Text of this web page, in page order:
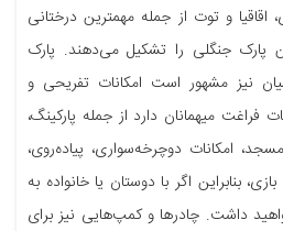
اقاقیا و توت از جمله مهمترین درختانی
جنگلی را تشکیل می‌دهند. پارک
نیز مشهور است امکانات تفریحی و
فراغت میهمانان دارد از جمله پارکینگ،
امکانات دوچرخه‌سواری، پیاده‌روی،
بنابراین اگر با دوستان یا خانواده به
داشت. چادرها و کمپ‌هایی نیز برای